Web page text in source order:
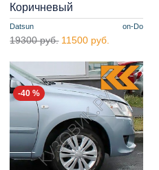
Datsun on-Do
Коричневый
19300 руб. 11500 руб.
-40 %